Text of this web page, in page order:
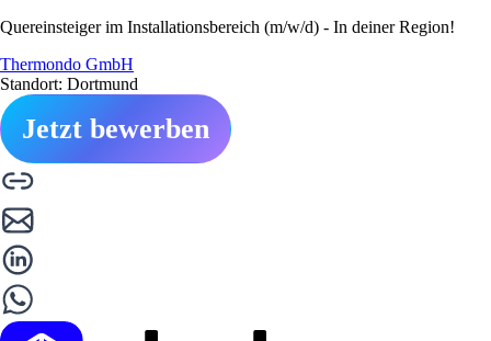
Quereinsteiger im Installationsbereich (m/w/d) - In deiner Region!
Thermondo GmbH
Standort: Dortmund
Jetzt bewerben